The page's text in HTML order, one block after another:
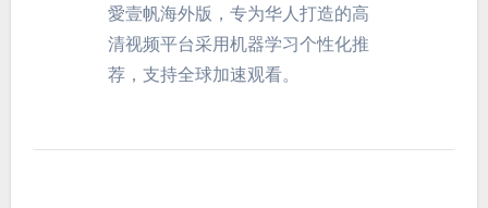
愛壹帆海外版，专为华人打造的高
清视频平台采用机器学习个性化推
荐，支持全球加速观看。